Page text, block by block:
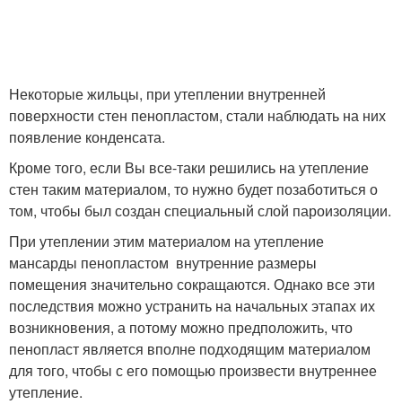
Некоторые жильцы, при утеплении внутренней
поверхности стен пенопластом, стали наблюдать на них
появление конденсата.
Кроме того, если Вы все-таки решились на утепление
стен таким материалом, то нужно будет позаботиться о
том, чтобы был создан специальный слой пароизоляции.
При утеплении этим материалом на утепление
мансарды пенопластом внутренние размеры
помещения значительно сокращаются. Однако все эти
последствия можно устранить на начальных этапах их
возникновения, а потому можно предположить, что
пенопласт является вполне подходящим материалом
для того, чтобы с его помощью произвести внутреннее
утепление.